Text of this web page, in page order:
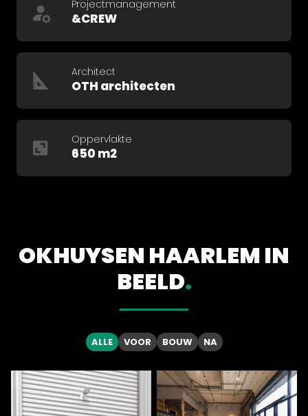
Projectmanagement
&CREW
Architect
OTH architecten
Oppervlakte
650 m2
OKHUYSEN HAARLEM IN
BEELD.
ALLE VOOR BOUW NA